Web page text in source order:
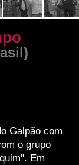
Galpão com
o grupo
Em